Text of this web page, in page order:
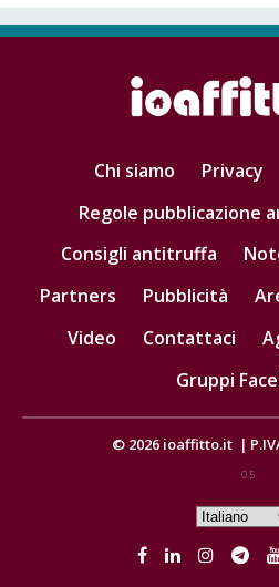
Chi siamo Privacy
Regole pubblicazione
Consigli antitruffa
Partners
Pubblicità
Video
Contattaci
Gruppi
© 2026 ioaffitto.it |
0.5